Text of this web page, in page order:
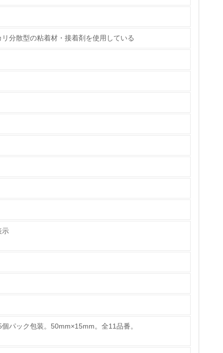
使用量削減の取り組みを行っている
画を立てている
分散型の粘着材・接着剤を使用している
示
パック包装。50mm×15mm。全11品番。